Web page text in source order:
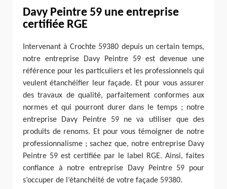
Davy Peintre 59 une entreprise
certifiée RGE
Intervenant à Crochte 59380 depuis un certain temps,
notre entreprise Davy Peintre 59 est devenue une
référence pour les particuliers et les professionnels qui
veulent étanchéifier leur façade. Et pour vous assurer
des travaux de qualité, parfaitement conformes aux
normes et qui pourront durer dans le temps ; notre
entreprise Davy Peintre 59 ne va utiliser que des
produits de renoms. Et pour vous témoigner de notre
professionnalisme ; sachez que, notre entreprise Davy
Peintre 59 est certifiée par le label RGE. Ainsi, faites
confiance à notre entreprise Davy Peintre 59 pour
s’occuper de l’étanchéité de votre façade 59380.